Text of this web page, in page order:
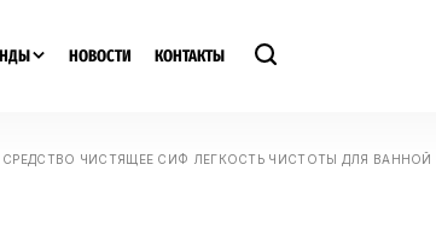
НОВОСТИ КОНТАКТЫ
СРЕДСТВО ЧИСТЯЩЕЕ СИФ ЛЕГКОСТЬ ЧИСТОТЫ ДЛЯ ВАННОЙ